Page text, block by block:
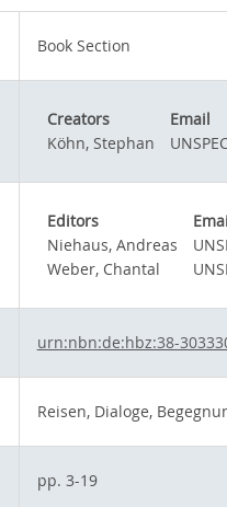
Book Section
Creators Email
Köhn, Stephan
Editors
Niehaus, Andreas
Weber, Chantal
urn:nbn:de:hbz:38-
Reisen, Dialoge,
pp. 3-19